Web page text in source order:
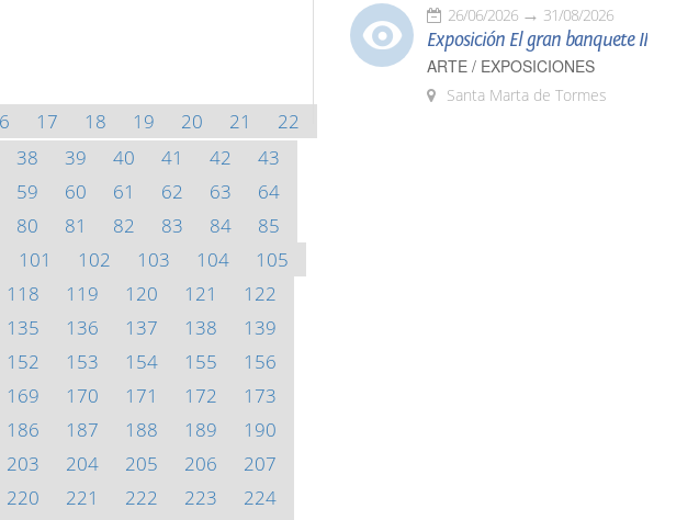
17 18 19 20 21
22
38 39 40 41 42
43
59 60 61 62 63
64
80 81 82 83 84
85
101 102 103 104
105
118 119 120 121
122
135 136 137 138
139
152 153 154 155
156
169 170 171 172
173
186 187 188 189
190
203 204 205 206
207
220 221 222 223
224
26/06/2026 31/08/2026
Exposición El gran banquete II
ARTE / EXPOSICIONES
Santa Marta de Tormes